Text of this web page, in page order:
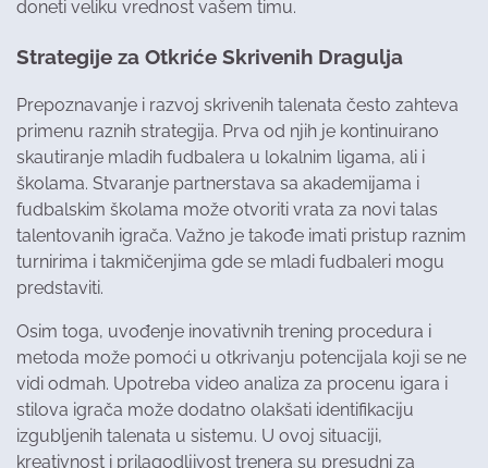
doneti veliku vrednost vašem timu.
Strategije za Otkriće Skrivenih Dragulja
Prepoznavanje i razvoj skrivenih talenata često zahteva
primenu raznih strategija. Prva od njih je kontinuirano
skautiranje mladih fudbalera u lokalnim ligama, ali i
školama. Stvaranje partnerstava sa akademijama i
fudbalskim školama može otvoriti vrata za novi talas
talentovanih igrača. Važno je takođe imati pristup raznim
turnirima i takmičenjima gde se mladi fudbaleri mogu
predstaviti.
Osim toga, uvođenje inovativnih trening procedura i
metoda može pomoći u otkrivanju potencijala koji se ne
vidi odmah. Upotreba video analiza za procenu igara i
stilova igrača može dodatno olakšati identifikaciju
izgubljenih talenata u sistemu. U ovoj situaciji,
kreativnost i prilagodljivost trenera su presudni za